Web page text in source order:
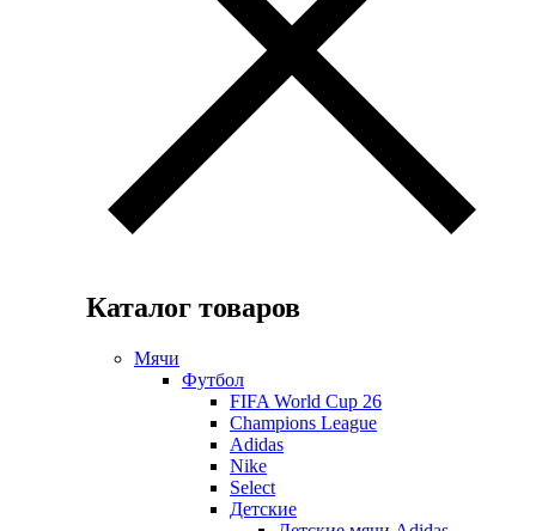
Каталог товаров
Мячи
Футбол
FIFA World Cup 26
Champions League
Adidas
Nike
Select
Детские